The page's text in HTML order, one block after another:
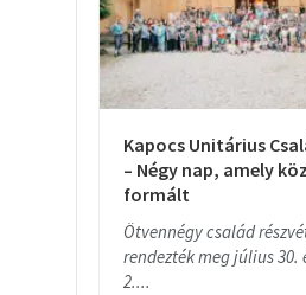
Kapocs Unitárius
– Négy nap, amely
formált
Ötvennégy család
rendezték meg július 30.
2....